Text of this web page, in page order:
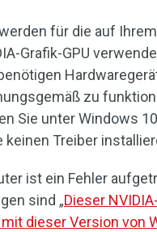
für die auf
Grafik-GPU
zu
Sie unter Windows
Treiber
ist ein Fehler
sind „Dieser NVIDIA-
dieser Version von